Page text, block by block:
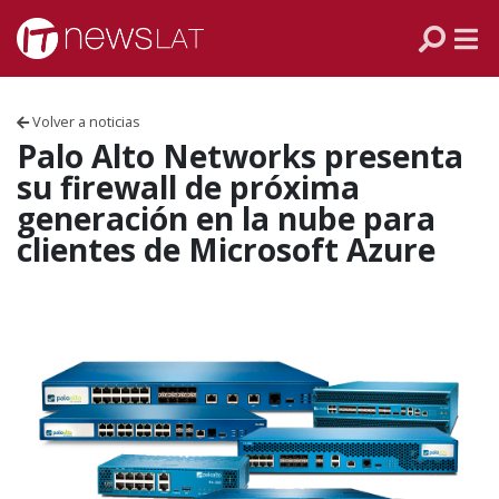
Skip to content
Volver a noticias
Palo Alto Networks presenta
su firewall de próxima
generación en la nube para
clientes de Microsoft Azure
VENEZUELA
ECUADOR
PERÚ
ARGENTINA
MÉXICO